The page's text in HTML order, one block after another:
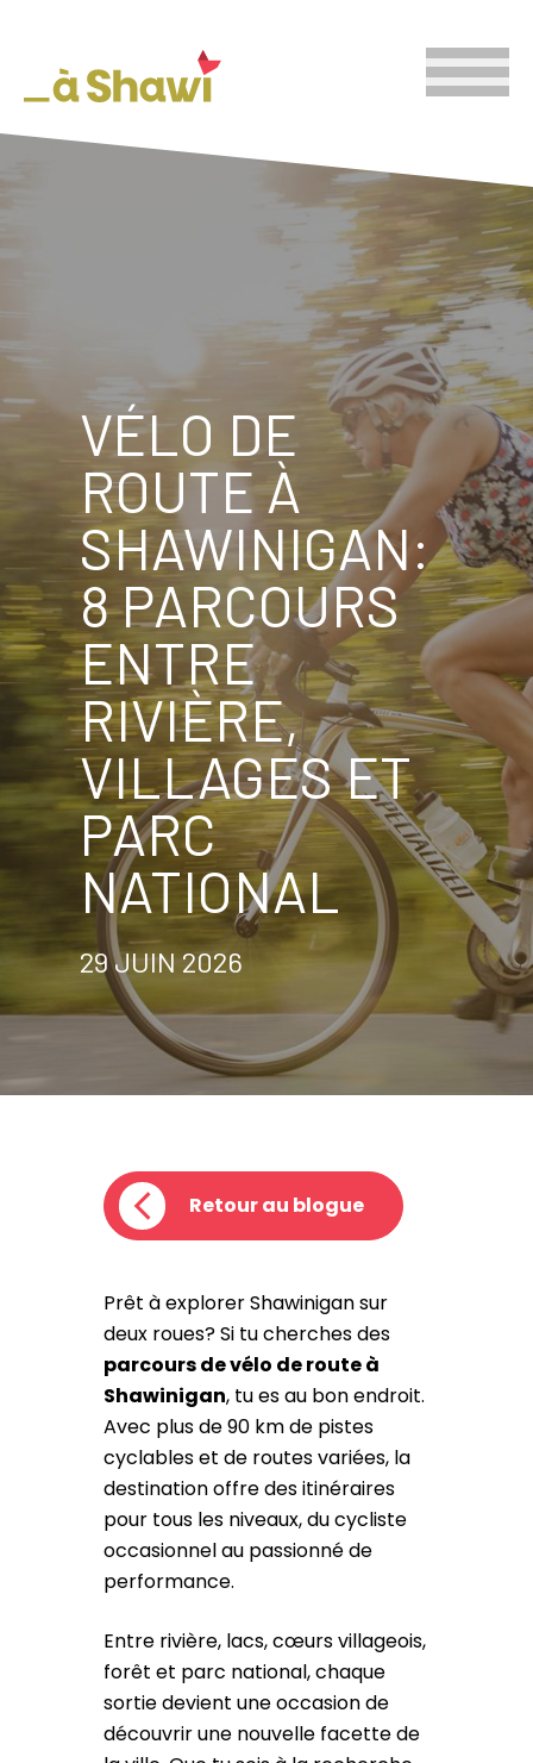
VÉLO DE
ROUTE À
SHAWINIGAN:
8 PARCOURS
ENTRE
RIVIÈRE,
VILLAGES ET
PARC
NATIONAL
29 JUIN 2026
Retour au blogue
Prêt à explorer Shawinigan sur
deux roues? Si tu cherches des
parcours de vélo de route à
Shawinigan, tu es au bon endroit.
Avec plus de 90 km de pistes
cyclables et de routes variées, la
destination offre des itinéraires
pour tous les niveaux, du cycliste
occasionnel au passionné de
performance.
Entre rivière, lacs, cœurs villageois,
forêt et parc national, chaque
sortie devient une occasion de
découvrir une nouvelle facette de